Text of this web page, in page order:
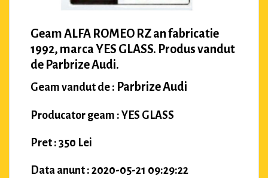
Geam ALFA ROMEO RZ an fabricatie
1992, marca YES GLASS. Produs vandut
de Parbrize Audi.
Geam vandut de : Parbrize Audi
Producator geam : YES GLASS
Pret : 350 Lei
Data anunt : 2020-05-21 09:29:22